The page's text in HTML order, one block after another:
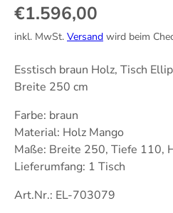
Normaler Preis
€1.596,00
inkl. MwSt. Versand wird beim
Esstisch braun Holz, Tisch
Breite 250 cm
Farbe: braun
Material: Holz Mango
Maße: Breite 250, Tiefe 110,
Lieferumfang: 1 Tisch
Art.Nr.: EL-703079